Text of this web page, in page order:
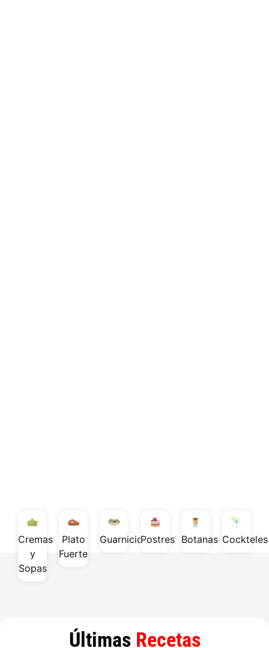
Cremas
y
Sopas
Plato
Fuerte
GuarnicionesPostres Botanas Cockteles
Últimas Recetas